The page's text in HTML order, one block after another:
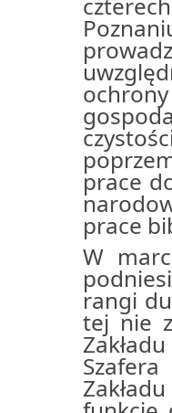
prace
prace
W
rangi
tej nie